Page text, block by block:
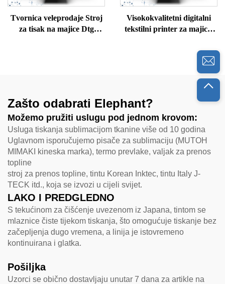
Tvornica veleprodaje Stroj
za tisak na majice Dtg
Visokokvalitetni digitalni
tekstilni printer za majice,
svilene vune, pamučne
Zašto odabrati Elephant?
Možemo pružiti uslugu pod jednom krovom:
Usluga tiskanja sublimacijom tkanine više od 10 godina
Uglavnom isporučujemo pisače za sublimaciju (MUTOH
MIMAKI kineska marka), termo prevlake, valjak za prenos
topline
stroj za prenos topline, tintu Korean Inktec, tintu Italy J-
TECK itd., koja se izvozi u cijeli svijet.
LAKO I PREDGLEDNO
S tekućinom za čišćenje uvezenom iz Japana, tintom se
mlaznice čiste tijekom tiskanja, što omogućuje tiskanje bez
začepljenja dugo vremena, a linija je istovremeno
kontinuirana i glatka.
Pošiljka
Uzorci se obično dostavljaju unutar 7 dana za artikle na